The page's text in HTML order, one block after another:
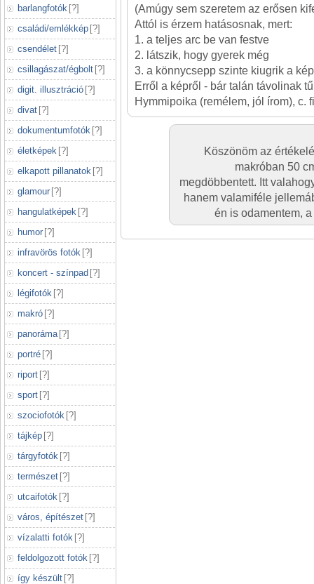
barlangfotók [?]
családi/emlékkép [?]
csendélet [?]
csillagászat/égbolt [?]
digit. illusztráció [?]
divat [?]
dokumentumfotók [?]
életképek [?]
elkapott pillanatok [?]
glamour [?]
hangulatképek [?]
humor [?]
infravörös fotók [?]
koncert - színpad [?]
légifotók [?]
makró [?]
panoráma [?]
portré [?]
riport [?]
sport [?]
szociofotók [?]
tájkép [?]
tárgyfotók [?]
természet [?]
utcaifotók [?]
város, építészet [?]
vízalatti fotók [?]
feldolgozott fotók [?]
így készült [?]
(Amúgy sem szeretem az erősen
Attól is érzem hatásosnak, mert:
1. a teljes arc be van festve
2. látszik, hogy gyerek még
3. a könnycsepp szinte kiugrik a
Erről a képről - bár talán távolinak
Hymmipoika (remélem, jól írom), c.
Köszönöm az
makróban 50
megdöbbentett. Itt
hanem valamiféle
én is odamentem,